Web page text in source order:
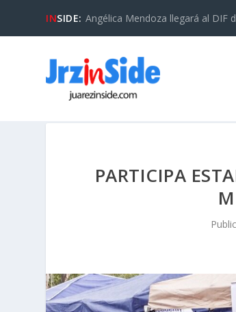
INSIDE: Angélica Mendoza llegará al DIF
PARTICIPA